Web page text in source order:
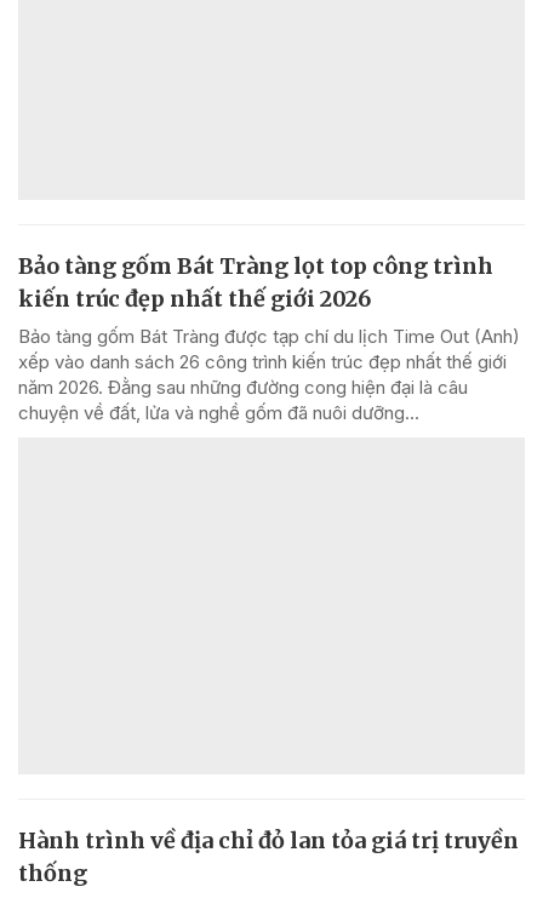
Bảo tàng gốm Bát Tràng lọt top công trình
kiến trúc đẹp nhất thế giới 2026
Bảo tàng gốm Bát Tràng được tạp chí du lịch Time Out (Anh)
xếp vào danh sách 26 công trình kiến trúc đẹp nhất thế giới
năm 2026. Đằng sau những đường cong hiện đại là câu
chuyện về đất, lửa và nghề gốm đã nuôi dưỡng...
Hành trình về địa chỉ đỏ lan tỏa giá trị truyền
thống